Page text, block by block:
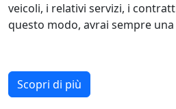
veicoli, i relativi servizi, i
questo modo, avrai sempre
Scopri di più